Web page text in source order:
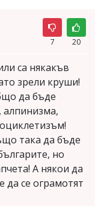
7 20
са някакъв
зрели круши!
да бъде
алпинизма,
така да бъде
но
А някои да
да се ограмотят